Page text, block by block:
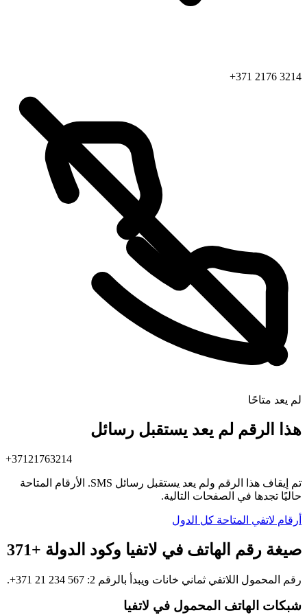
+371 2176 3214
لم يعد متاحًا
هذا الرقم لم يعد يستقبل رسائل
+37121763214
تم إيقاف هذا الرقم ولم يعد يستقبل رسائل SMS. الأرقام المتاحة
حاليًا تجدها في الصفحات التالية.
أرقام لاتفي المتاحة كل الدول
صيغة رقم الهاتف في لاتفيا وكود الدولة +371
رقم المحمول اللاتفي ثماني خانات ويبدأ بالرقم 2: +371 21 234 567
.
شبكات الهاتف المحمول في لاتفيا